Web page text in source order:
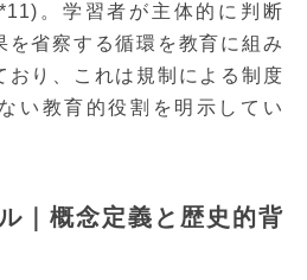
。学習者が主体的に判断
を省察する循環を教育に組み
おり、これは規制による制度
い教育的役割を明示してい
｜概念定義と歴史的背